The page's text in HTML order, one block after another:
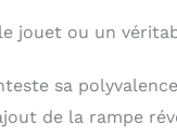
jouet ou un
sa
de la rampe